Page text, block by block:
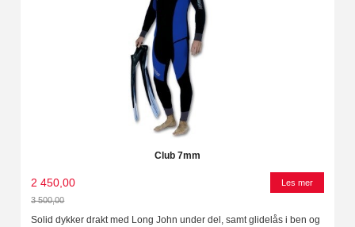
Club 7mm
2 450,00
3 500,00
Rabatt
Les mer
Solid dykker drakt med Long John under del, samt glidelås i ben og